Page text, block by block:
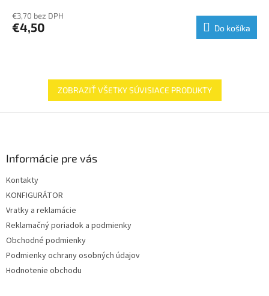
€3,70 bez DPH
€4,50 Do košíka
ZOBRAZIŤ VŠETKY SÚVISIACE PRODUKTY
Informácie pre vás
Kontakty
KONFIGURÁTOR
Vratky a reklamácie
Reklamačný poriadok a podmienky
Obchodné podmienky
Podmienky ochrany osobných údajov
Hodnotenie obchodu